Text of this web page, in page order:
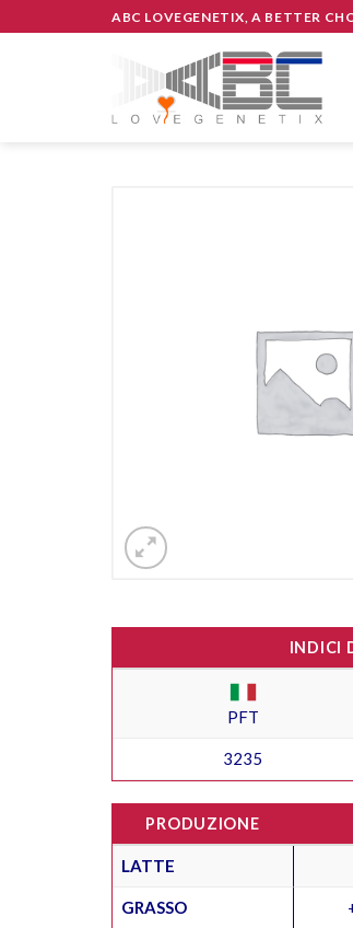
to
ABC LOVEGENETIX, A BETTER
INDICI
PFT
3235
PRODUZIONE
LATTE
GRASSO